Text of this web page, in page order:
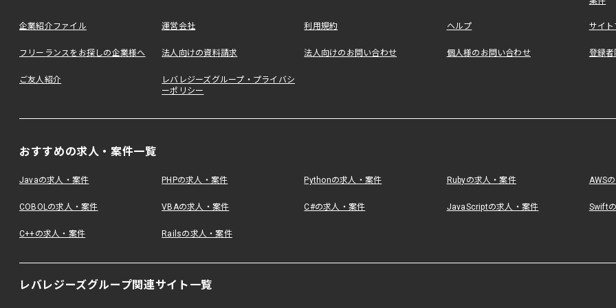
企業紹介ファイル 運営会社 利用規約 ヘルプ サイ
フリーランスをお探しの企業様へ 法人向けの資料請求 法人向けのお問い合わせ 個人様のお問い合わせ 登録者
ご友人紹介
レバレジーズグループ・プライバシ
ーポリシー
おすすめの求人・案件一覧
Javaの求人・案件 PHPの求人・案件 Pythonの求人・案件 Rubyの求人・案件 AWS
COBOLの求人・案件 VBAの求人・案件 C#の求人・案件 JavaScriptの求人・案件 Swift
C++の求人・案件 Railsの求人・案件
レバレジーズグループ関連サイト一覧